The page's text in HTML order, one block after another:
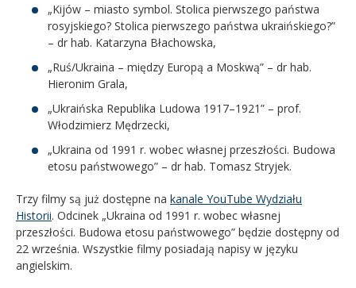
„Kijów – miasto symbol. Stolica pierwszego państwa
rosyjskiego? Stolica pierwszego państwa ukraińskiego?”
– dr hab. Katarzyna Błachowska,
„Ruś/Ukraina – między Europą a Moskwą” – dr hab.
Hieronim Grala,
„Ukraińska Republika Ludowa 1917–1921” – prof.
Włodzimierz Mędrzecki,
„Ukraina od 1991 r. wobec własnej przeszłości. Budowa
etosu państwowego” – dr hab. Tomasz Stryjek.
Trzy filmy są już dostępne na kanale YouTube Wydziału
Historii. Odcinek „Ukraina od 1991 r. wobec własnej
przeszłości. Budowa etosu państwowego” będzie dostępny od
22 września. Wszystkie filmy posiadają napisy w języku
angielskim.